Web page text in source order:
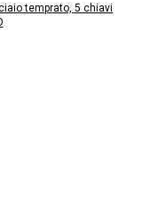
temprato, 5 chiavi